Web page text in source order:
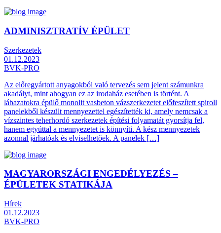
ADMINISZTRATÍV ÉPÜLET
Szerkezetek
01.12.2023
BVK-PRO
Az előregyártott anyagokból való tervezés sem jelent számunkra
akadályt, mint ahogyan ez az irodaház esetében is történt. A
lábazatokra épülő monolit vasbeton vázszerkezetet előfeszített spiroll
panelekből készült mennyezettel egészítették ki, amely nemcsak a
vízszintes teherhordó szerkezetek építési folyamatát gyorsítja fel,
hanem egyúttal a mennyezetet is könnyíti. A kész mennyezetek
azonnal járhatóak és elviselhetőek. A panelek […]
MAGYARORSZÁGI ENGEDÉLYEZÉS –
ÉPÜLETEK STATIKÁJA
Hírek
01.12.2023
BVK-PRO